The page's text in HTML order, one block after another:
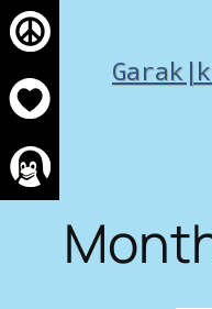
Skip
to
content